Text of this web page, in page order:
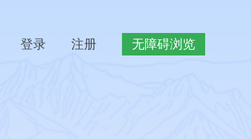
登录 注册 无障碍浏览